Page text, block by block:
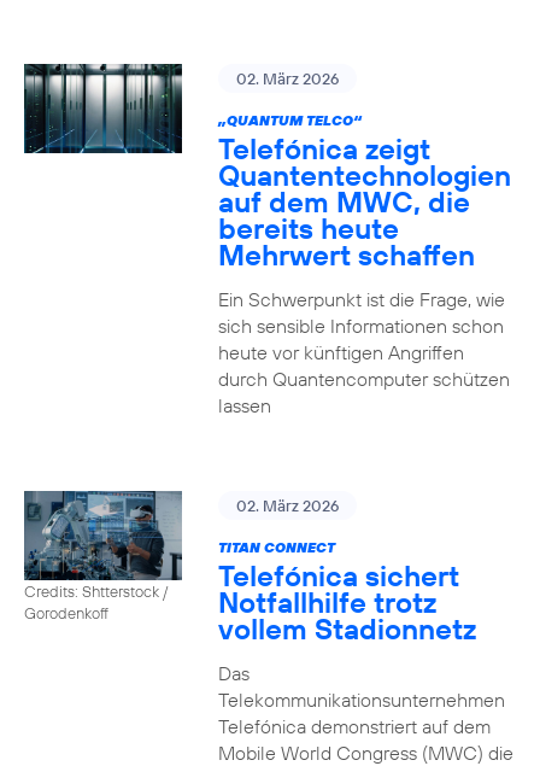
02. März 2026
„QUANTUM TELCO“
Telefónica zeigt
Quanten­technologien
auf dem MWC, die
bereits heute
Mehrwert schaffen
Ein Schwerpunkt ist die Frage, wie
sich sensible Informationen schon
heute vor künftigen Angriffen
durch Quantencomputer schützen
lassen
Credits: Shtterstock /
Gorodenkoff
02. März 2026
TITAN CONNECT
Telefónica sichert
Notfallhilfe trotz
vollem Stadionnetz
Das
Telekommunikationsunternehmen
Telefónica demonstriert auf dem
Mobile World Congress (MWC) die